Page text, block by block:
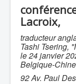
Lacroix,
traducteur
Tashi Tsering,
le 24 janvier
Belgique-
92 Av. Paul